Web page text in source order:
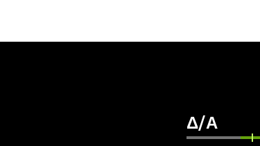
Δ/Α